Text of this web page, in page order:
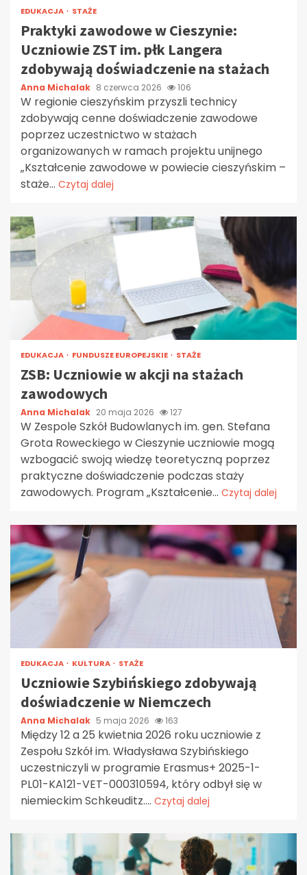
EDUKACJA STAŻE
Praktyki zawodowe w Cieszynie:
Uczniowie ZST im. płk Langera
zdobywają doświadczenie na stażach
Anna Michalak 8 czerwca 2026 106
W regionie cieszyńskim przyszli technicy
zdobywają cenne doświadczenie zawodowe
poprzez uczestnictwo w stażach
organizowanych w ramach projektu unijnego
„Kształcenie zawodowe w powiecie cieszyńskim –
staże... Czytaj dalej
EDUKACJA FUNDUSZE EUROPEJSKIE STAŻE
ZSB: Uczniowie w akcji na stażach
zawodowych
Anna Michalak 20 maja 2026 127
W Zespole Szkół Budowlanych im. gen. Stefana
Grota Roweckiego w Cieszynie uczniowie mogą
wzbogacić swoją wiedzę teoretyczną poprzez
praktyczne doświadczenie podczas staży
zawodowych. Program „Kształcenie... Czytaj dalej
EDUKACJA KULTURA STAŻE
Uczniowie Szybińskiego zdobywają
doświadczenie w Niemczech
Anna Michalak 5 maja 2026 163
Między 12 a 25 kwietnia 2026 roku uczniowie z
Zespołu Szkół im. Władysława Szybińskiego
uczestniczyli w programie Erasmus+ 2025-1-
PL01-KA121-VET-000310594, który odbył się w
niemieckim Schkeuditz.... Czytaj dalej